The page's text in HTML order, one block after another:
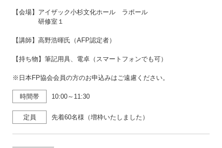
【会場】アイザック小杉文化ホール ラポール
研修室１
【講師】高野浩暉氏（AFP認定者）
【持ち物】筆記用具、電卓（スマートフォンでも可）
※日本FP協会会員の方のお申込みはご遠慮ください。
時間帯 10:00～11:30
定員 先着60名様（増枠いたしました）